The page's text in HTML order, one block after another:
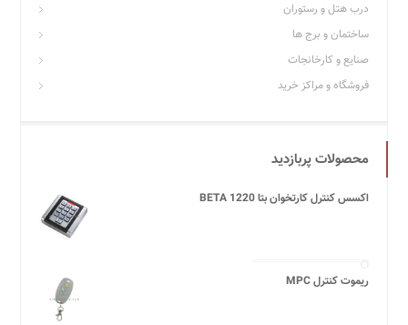
درب هتل و رستوران
ساختمان و برج ها
صنایع و کارخانجات
فروشگاه و مراکز خرید
محصولات پربازدید
اکسس کنترل کارتخوان بتا BETA 1220
ریموت کنترل MPC